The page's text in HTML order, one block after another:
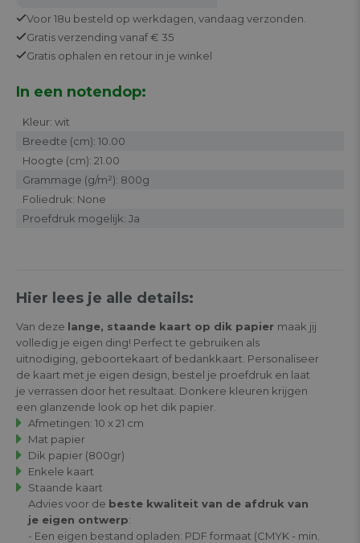
Voor 18u besteld op werkdagen, vandaag verzonden.
Gratisverzending vanaf € 35
Gratis ophalen en retour in je winkel
In een notendop:
Kleur: wit
Breedte (cm): 10.00
Hoogte (cm): 21.00
Grammage (g/m²): 800g
Foliedruk: None
Proefdruk mogelijk: Ja
Hier lees je alle details:
Van deze lange, staande kaart op dik papier maak jij
volledig je eigen ding! Perfect te gebruiken als
uitnodiging, geboortekaart of bedankkaart. Personaliseer
de kaart met je eigen design, bestel je proefdruk en laat
je verrassen door het resultaat. Donkere kleuren krijgen
een glanzende look op het dik papier.
Afmetingen: 10 x 21 cm
Mat papier
Dik papier (800gr)
Enkele kaart
Staande kaart
Advies voor de beste kwaliteit van de afdruk van
je eigen ontwerp:
- Een eigen bestand opladen: PDF formaat (CMYK - min.